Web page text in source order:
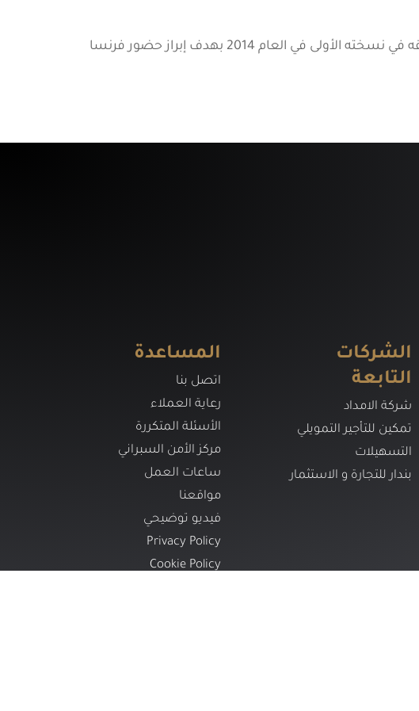
وكان القائمون على الأسبوع الثقافي الفرنسي، قد قرروا تنظيم الفعالية للمرة الثانية بعد النجاح الذي حققه في نسخته الأولى في العام 2014 بهدف إبراز حضور فرنسا
المساعدة
اتصل بنا
رعاية العملاء
الأسئلة المتكررة
مركز الأمن السبراني
ساعات العمل
مواقعنا
فيديو توضيحي
Privacy Policy
Cookie Policy
الشركات
التابعة
شركة الامداد
تمكين للتأجير التمويلي
التسهيلات
بندار للتجارة و الاستثمار